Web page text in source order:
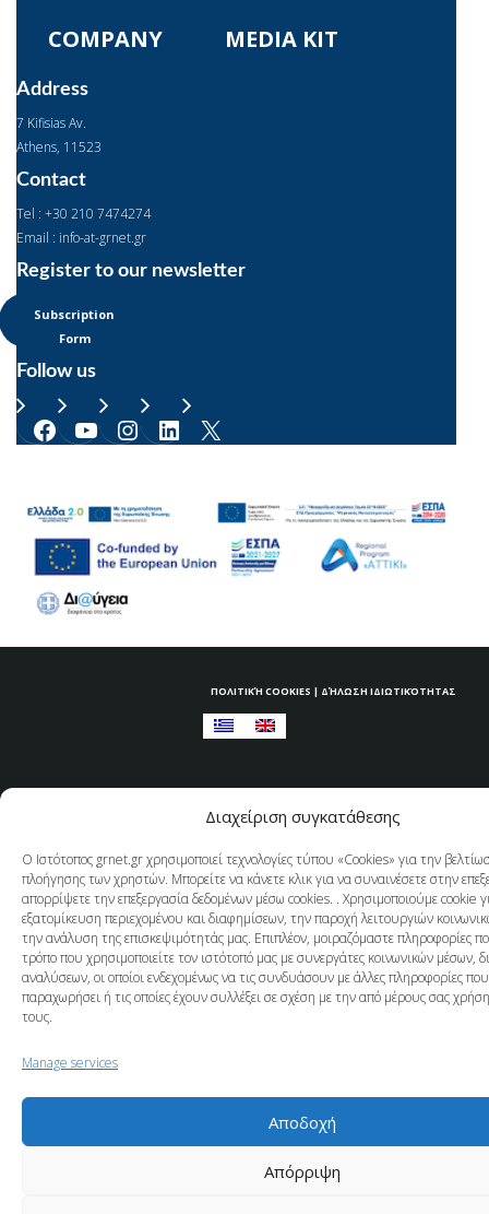
Διαχείριση συγκατάθεσης
Ο Ιστότοπος grnet.gr χρησιμοποιεί τεχνολογίες τύπου «Cookies» για την
πλοήγησης των χρηστών. Μπορείτε να κάνετε κλικ για να συναινέσετε στην
απορρίψετε την επεξεργασία δεδομένων μέσω cookies. . Χρησιμοποιούμε cookie
εξατομίκευση περιεχομένου και διαφημίσεων, την παροχή λειτουργιών
την ανάλυση της επισκεψιμότητάς μας. Επιπλέον, μοιραζόμαστε πληροφορίες
τρόπο που χρησιμοποιείτε τον ιστότοπό μας με συνεργάτες κοινωνικών μέσων,
αναλύσεων, οι οποίοι ενδεχομένως να τις συνδυάσουν με άλλες πληροφορίες
παραχωρήσει ή τις οποίες έχουν συλλέξει σε σχέση με την από μέρους σας
τους.
Manage services
Αποδοχή
Απόρριψη
COMPANY MEDIA KIT
Address
7 Kifisias Av.
Αthens, 11523
Contact
Tel : +30 210 7474274
Email : info-at-grnet.gr
Register to our newsletter
Subscription
Form
Follow us
Facebook YouTube Instagram LinkedIn
ΠΟΛΙΤΙΚΉ COOKIES | ΔΉΛΩΣΗ ΙΔΙΩΤΙΚΌΤΗΤΑΣ